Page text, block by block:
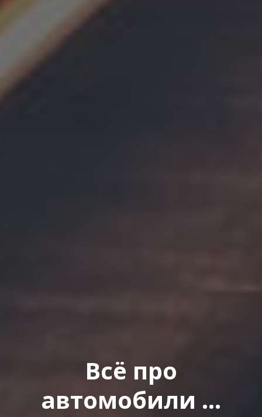
Всё про
автомобили ...